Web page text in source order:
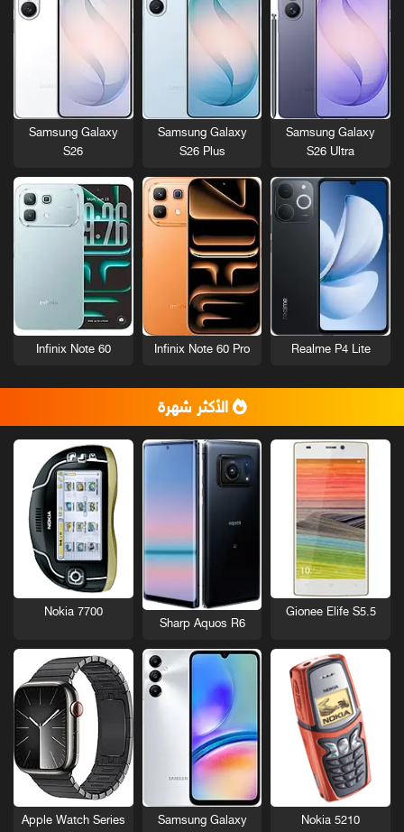
Samsung Galaxy
S26 Ultra
Samsung Galaxy
S26 Plus
Samsung Galaxy
S26
Realme P4 Lite
Infinix Note 60 Pro
Infinix Note 60
الأكثر شهرة
Gionee Elife S5.5
Sharp Aquos R6
Nokia 7700
Nokia 5210
Samsung Galaxy
Apple Watch Series